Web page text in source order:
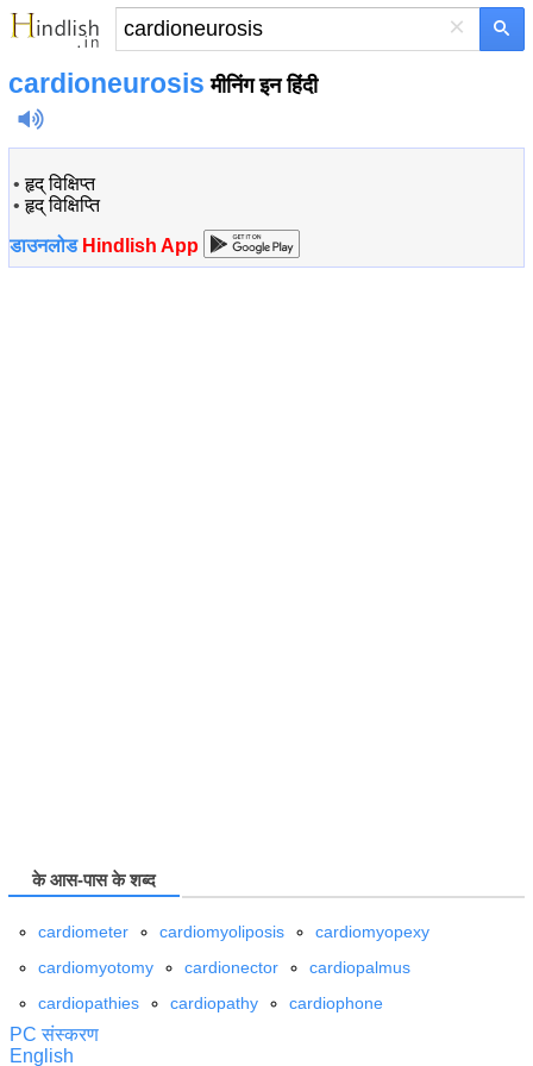
×
cardioneurosis मीनिंग इन हिंदी
•हृद् विक्षिप्त
•हृद् विक्षिप्ति
डाउनलोड Hindlish App
के आस-पास के शब्द
cardiometer cardiomyoliposis
cardiomyopexy
cardiomyotomy
cardionector
cardiopalmus
cardiopathies
cardiopathy cardiophone
PC संस्करण
English